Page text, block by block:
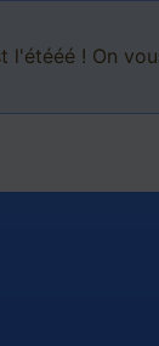
l'étééé ! On